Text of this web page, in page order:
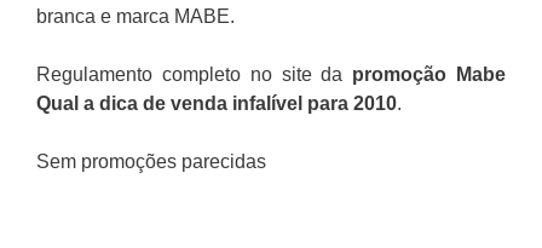
branca e marca MABE.
Regulamento completo no site da promoção Mabe
Qual a dica de venda infalível para 2010.
Sem promoções parecidas